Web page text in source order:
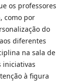
os professores
como por
do
diferentes
na sala de
iniciativas
à figura